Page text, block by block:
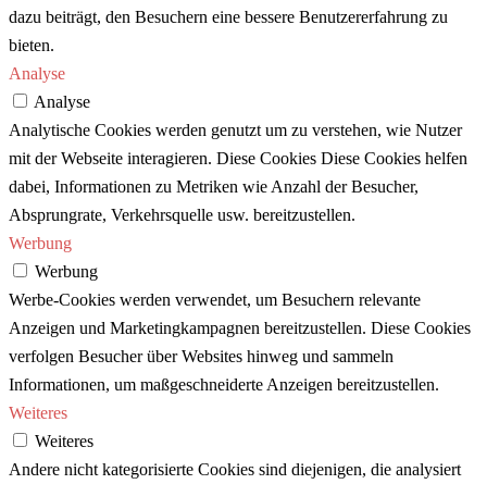
dazu beiträgt, den Besuchern eine bessere Benutzererfahrung zu
bieten.
Analyse
Analyse
Analytische Cookies werden genutzt um zu verstehen, wie Nutzer
mit der Webseite interagieren. Diese Cookies Diese Cookies helfen
dabei, Informationen zu Metriken wie Anzahl der Besucher,
Absprungrate, Verkehrsquelle usw. bereitzustellen.
Werbung
Werbung
Werbe-Cookies werden verwendet, um Besuchern relevante
Anzeigen und Marketingkampagnen bereitzustellen. Diese Cookies
verfolgen Besucher über Websites hinweg und sammeln
Informationen, um maßgeschneiderte Anzeigen bereitzustellen.
Weiteres
Weiteres
Andere nicht kategorisierte Cookies sind diejenigen, die analysiert